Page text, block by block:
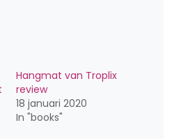
Hangmat van Troplix
review
18 januari 2020
In "books"